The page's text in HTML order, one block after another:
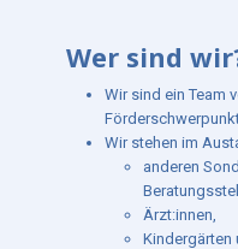
Wer sind
Wir sind ein Team
Wir stehen im
anderen
Ärzt:innen,
Kindergärten